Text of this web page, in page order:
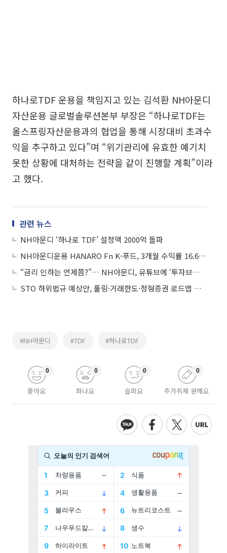
하나로TDF 운용을 책임지고 있는 김석환 NH아문디
자산운용 글로벌솔루션본부 부장은 “하나로TDF는
올스프링자산운용과의 협업을 통해 시장대비 초과수
익을 추구하고 있다”며 “위기관리에 유효한 예기치
못한 상황에 대처하는 전략을 같이 진행할 계획”이라
고 했다.
관련 뉴스
NH아문디 ‘하나로 TDF' 설정액 2000억 돌파
NH아문디운용 HANARO Fn K-푸드, 3개월 수익률 16.65%
“금리 인하는 언제쯤?”… NH아문디, 유튜브에 ‘투자브리핑’ 공개
STO 하위법규 예상안, 풀링·거래한도·정형증권 로드맵 제시
#NH아문디 #TDF #하나로TDF
좋아요
0
화나요
0
슬퍼요
0
추가취재 원해요
0